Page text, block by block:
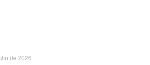
de 2026